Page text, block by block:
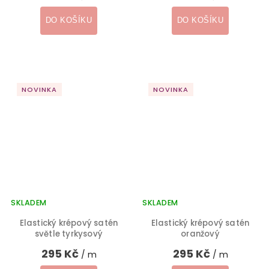
DO KOŠÍKU DO KOŠÍKU
NOVINKA
Elastický krépový satén
světle tyrkysový
SKLADEM
295 Kč / m
NOVINKA
Elastický krépový satén
oranžový
SKLADEM
295 Kč / m